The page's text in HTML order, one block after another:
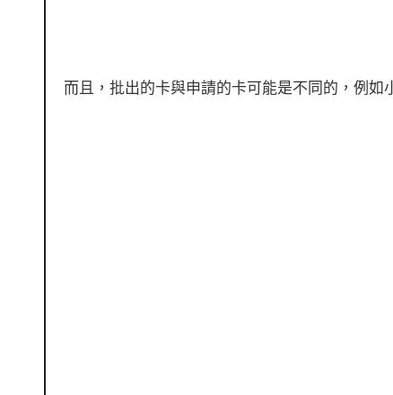
而且，批出的卡與申請的卡可能是不同的，例如